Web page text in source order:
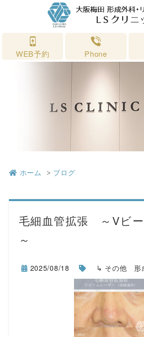
WEB予約 Phone
2025年8月｜形成外科・リンパ浮腫 ＬＳ
ホーム ブログ
毛細血管拡張 ～Vビ
～
2025/08/18 ↳ その他 形